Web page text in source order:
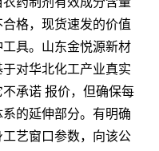
格，现货速发的价值
具。山东金悦源新材
对华北化工产业真实
承诺 报价，但确保每
的延伸部分。有明确
艺窗口参数，向该公